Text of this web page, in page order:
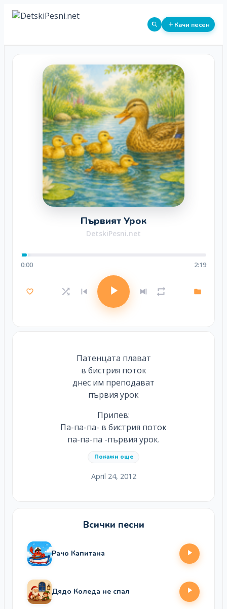
Качи песен
Първият Урок
DetskiPesni.net
0:00 2:19
Патенцата плават
в бистрия поток
днес им преподават
първия урок
Припев:
Па-па-па- в бистрия поток
па-па-па -първия урок.
Покажи още
April 24, 2012
Всички песни
Рачо Капитана
Дядо Коледа не спал